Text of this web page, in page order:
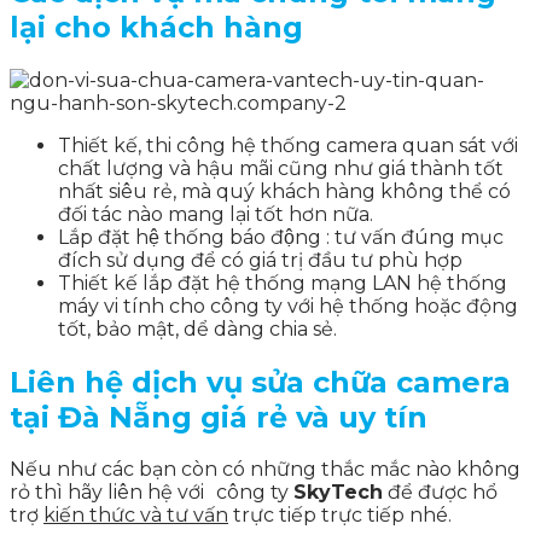
lại cho khách hàng
Thiết kế, thi công hệ thống camera quan sát với
chất lượng và hậu mãi cũng như giá thành tốt
nhất siêu rẻ, mà quý khách hàng không thể có
đối tác nào mang lại tốt hơn nữa.
Lắp đặt hệ thống báo động : tư vấn đúng mục
đích sử dụng để có giá trị đầu tư phù hợp
Thiết kế lắp đặt hệ thống mạng LAN hệ thống
máy vi tính cho công ty với hệ thống hoặc động
tốt, bảo mật, dể dàng chia sẻ.
Liên hệ dịch vụ sửa chữa camera
tại Đà Nẵng giá rẻ và uy tín
Nếu như các bạn còn có những thắc mắc nào không
rỏ thì hãy liên hệ với công ty SkyTech để được hổ
trợ kiến thức và tư vấn trực tiếp trực tiếp nhé.